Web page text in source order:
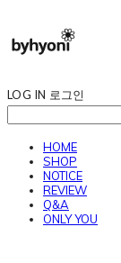
LOG IN 로그인
HOME
SHOP
NOTICE
REVIEW
Q&A
ONLY YOU